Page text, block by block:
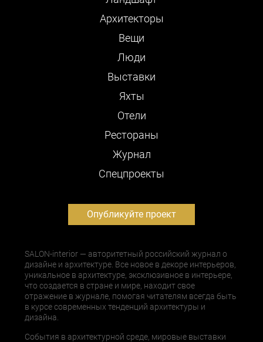
Архитекторы
Вещи
Люди
Выставки
Яхты
Отели
Рестораны
Журнал
Cпецпроекты
Опубликуйте проект
SALON-interior — авторитетный российский журнал о
дизайне и архитектуре. Все новое в декоре интерьеров,
уникальное в архитектуре, эксклюзивное в интерьере,
что создается в стране и мире, находит свое
отражение в журнале, помогая читателям всегда быть
в курсе современных тенденций архитектуры и
дизайна.
События в архитектурной среде, мировые выставки